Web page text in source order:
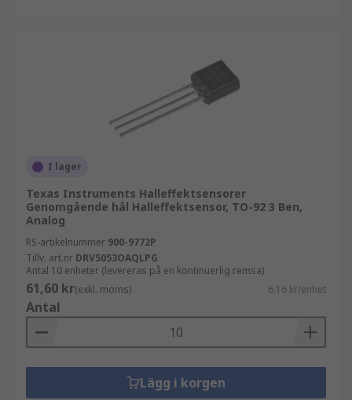
I lager
Texas Instruments Halleffektsensorer
Genomgående hål Halleffektsensor, TO-92 3 Ben,
Analog
RS-artikelnummer 900-9772P
Tillv. art.nr DRV5053OAQLPG
Antal 10 enheter (levereras på en kontinuerlig remsa)
61,60 kr(exkl. moms) 6,16 kr/enhet
Antal
Lägg i korgen